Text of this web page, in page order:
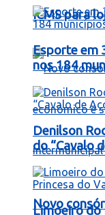
ICMS para
Novo
Esporte em
nos 184
Denilson
do “Cavalo
Limoeiro do